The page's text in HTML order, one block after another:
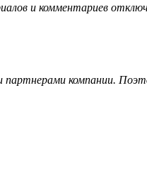
и комментариев
компании.